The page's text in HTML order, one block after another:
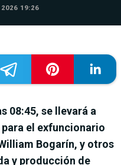
2026 19:26
08:45, se llevará a
el exfuncionario
Bogarín, y otros
y producción de